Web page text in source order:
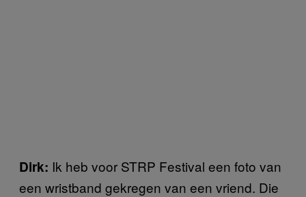
Dirk: Ik heb voor STRP Festival een foto van
een wristband gekregen van een vriend. Die